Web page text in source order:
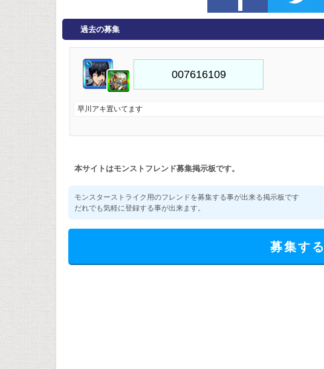
過去の募集
早川アキ置いてます
本サイトはモンストフレンド募集掲示板です。
モンスターストライク用のフレンドを募集する事が出来る掲示板です
だれでも気軽に登録する事が出来ます。
募集する